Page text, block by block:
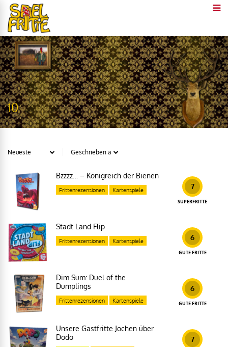
10
7
SUPERFRITTE
Bzzzz… – Königreich der Bienen
Frittenrezensionen Kartenspiele
6
GUTE FRITTE
Stadt Land Flip
Frittenrezensionen Kartenspiele
6
GUTE FRITTE
Dim Sum: Duel of the
Dumplings
Frittenrezensionen Kartenspiele
7
Unsere Gastfritte Jochen über
Dodo